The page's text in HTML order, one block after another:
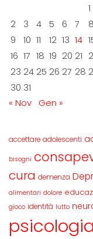
1
2
3 4 5 6 7
8
9
10 11 12 13 14
16 17 18 19 20 21
23 24 25 26 27 28
30 31
« Nov
Gen »
accettare adolescenti
bisogni
cura demenza
alimentari dolore
gioco identità lutto
psicologia